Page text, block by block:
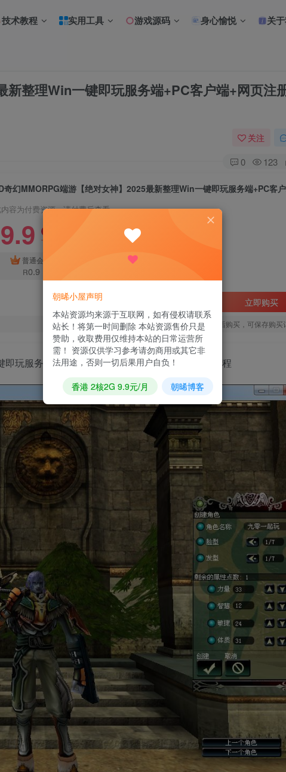
技术教程 实用工具 游戏源码 身心愉悦 关
新整理Win一键即玩服务端+PC客户端+网页注
关注
0 123
内容为付费资源，请付费后查看
9.9 R
普通会员
R0.9
免费
立即购买
您当前未登录！建议登陆后购买，可保存购买
玩服务端+PC客户端+网页注册+解包打包工具+教程
朝晞小屋声明
本站资源均来源于互联网，如有侵权请联系
站长！将第一时间删除 本站资源售价只是
赞助，收取费用仅维持本站的日常运营所
需！ 资源仅供学习参考请勿商用或其它非
法用途，否则一切后果用户自负！
香港 2核2G 9.9元/月 朝晞博客